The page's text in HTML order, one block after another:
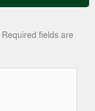
Required fields are